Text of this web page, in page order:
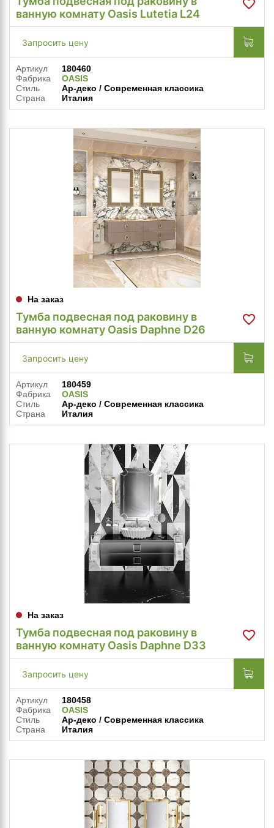
ванную комнату Oasis Lutetia L24
Запросить цену
Артикул
180460
Фабрика
OASIS
Стиль
Ар-деко / Современная классика
Страна
Италия
На заказ
Тумба подвесная под раковину в
ванную комнату Oasis Daphne D26
Запросить цену
Артикул
180459
Фабрика
OASIS
Стиль
Ар-деко / Современная классика
Страна
Италия
На заказ
Тумба подвесная под раковину в
ванную комнату Oasis Daphne D33
Запросить цену
Артикул
180458
Фабрика
OASIS
Стиль
Ар-деко / Современная классика
Страна
Италия